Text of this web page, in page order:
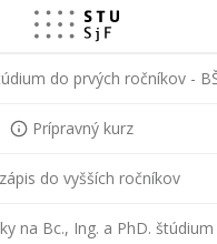
do prvých ročníkov -
Prípravný kurz
do vyšších ročníkov
na Bc., Ing. a PhD. štúdium